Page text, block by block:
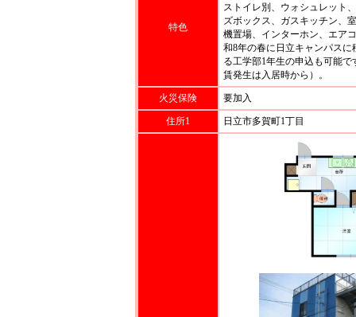
特色
ストイレ別、ウォシュレット
ズボックス、ガスキッチン、
機置場、インターホン、エア
和8年の春に日立キャンパスに
る工学部1年生の申込も可能で
賃発生は入居時から）。
火災保険 要加入
住所1 日立市多賀町1丁目